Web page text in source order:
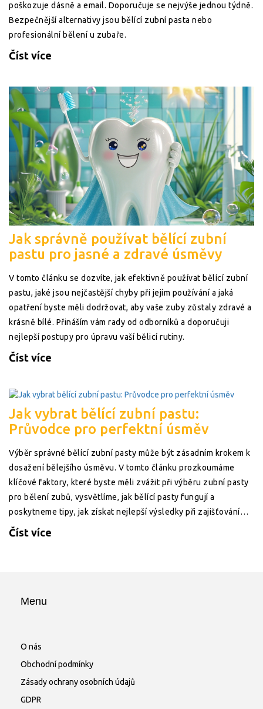
poškozuje dásně a email. Doporučuje se nejvýše jednou týdně.
Bezpečnější alternativy jsou bělící zubní pasta nebo
profesionální bělení u zubaře.
Číst více
Jak správně používat bělící zubní
pastu pro jasné a zdravé úsměvy
V tomto článku se dozvíte, jak efektivně používat bělící zubní
pastu, jaké jsou nejčastější chyby při jejím používání a jaká
opatření byste měli dodržovat, aby vaše zuby zůstaly zdravé a
krásně bílé. Přináším vám rady od odborníků a doporučuji
nejlepší postupy pro úpravu vaší bělicí rutiny.
Číst více
Jak vybrat bělící zubní pastu:
Průvodce pro perfektní úsměv
Výběr správné bělící zubní pasty může být zásadním krokem k
dosažení bělejšího úsměvu. V tomto článku prozkoumáme
klíčové faktory, které byste měli zvážit při výběru zubní pasty
pro bělení zubů, vysvětlíme, jak bělící pasty fungují a
poskytneme tipy, jak získat nejlepší výsledky při zajišťování
optimální ústní hygieny a zdraví vašich zubů.
Číst více
Menu
O nás
Obchodní podmínky
Zásady ochrany osobních údajů
GDPR